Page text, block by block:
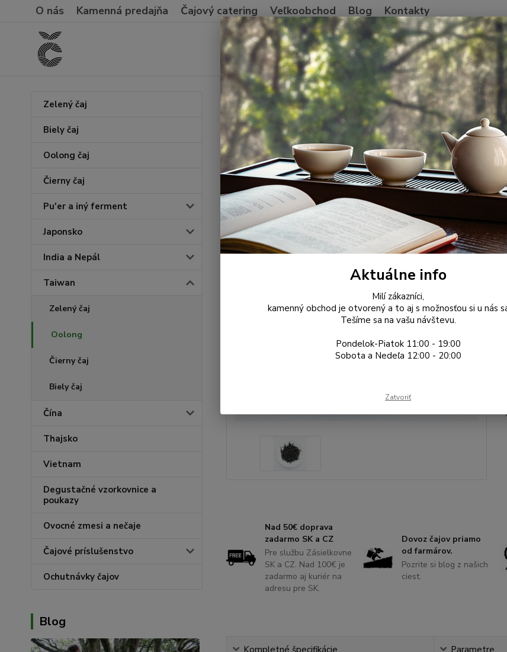
O nás Kamenná predajňa Čajový catering Veľkoobchod Blog Kontakty
Hľadať
Zelený čaj
Biely čaj
Oolong čaj
Čierny čaj
Pu'er a iný ferment
Japonsko
India a Nepál
Taiwan
Zelený čaj
Oolong
Čierny čaj
Biely čaj
Čína
Thajsko
Vietnam
Degustačné vzorkovnice a
poukazy
Ovocné zmesi a nečaje
Čajové príslušenstvo
Ochutnávky čajov
Blog
Úvod Taiwan Oolong WenShan Baozhong oolong 2026
WenShan Baozhong oolong 2026
Novinka
Nad 50€ doprava
zadarmo SK a CZ
Pre službu Zásielkovne
SK a CZ. Nad 100€ je
zadarmo aj kuriér na
adresu pre SK.
Dovoz čajov priamo
od farmárov.
Pozrite si blog z našich
ciest.
Kompletné špecifikácie Parametre
Aktuálne info
Milí zákazníci,
kamenný obchod je otvorený a to aj s možnosťou si u nás
Tešíme sa na vašu návštevu.
Pondelok-Piatok 11:00 - 19:00
Sobota a Nedeľa 12:00 - 20:00
Zatvoriť